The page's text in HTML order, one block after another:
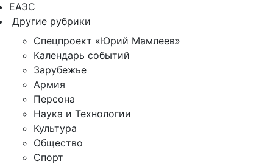
ЕАЭС
Другие рубрики
Спецпроект «Юрий Мамлеев»
Календарь событий
Зарубежье
Армия
Персона
Наука и Технологии
Культура
Общество
Спорт